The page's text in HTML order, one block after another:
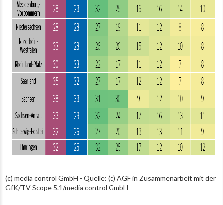
(c) media control GmbH - Quelle: (c) AGF in Zusammenarbeit mit der
GfK/TV Scope 5.1/media control GmbH